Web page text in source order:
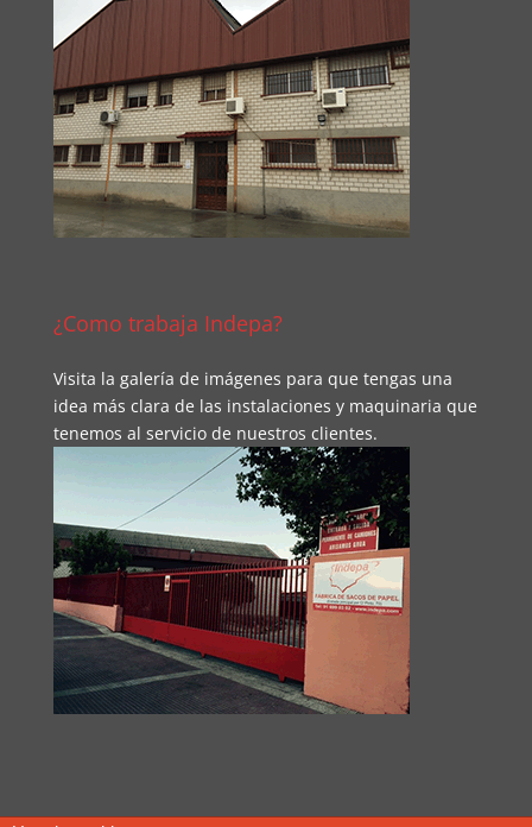
¿Como trabaja Indepa?
Visita la galería de imágenes para que tengas una
idea más clara de las instalaciones y maquinaria que
tenemos al servicio de nuestros clientes.